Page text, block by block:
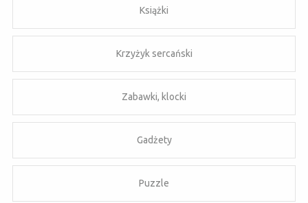
Książki
Krzyżyk sercański
Zabawki, klocki
Gadżety
Puzzle